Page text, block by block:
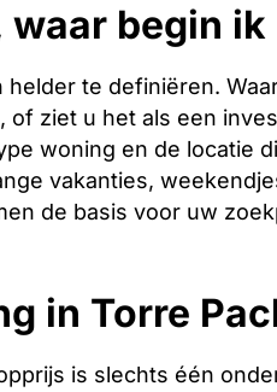
waar begin ik
te definiëren.
ziet u het als een
woning en de locatie
vakanties,
de basis voor uw
in Torre
is slechts één